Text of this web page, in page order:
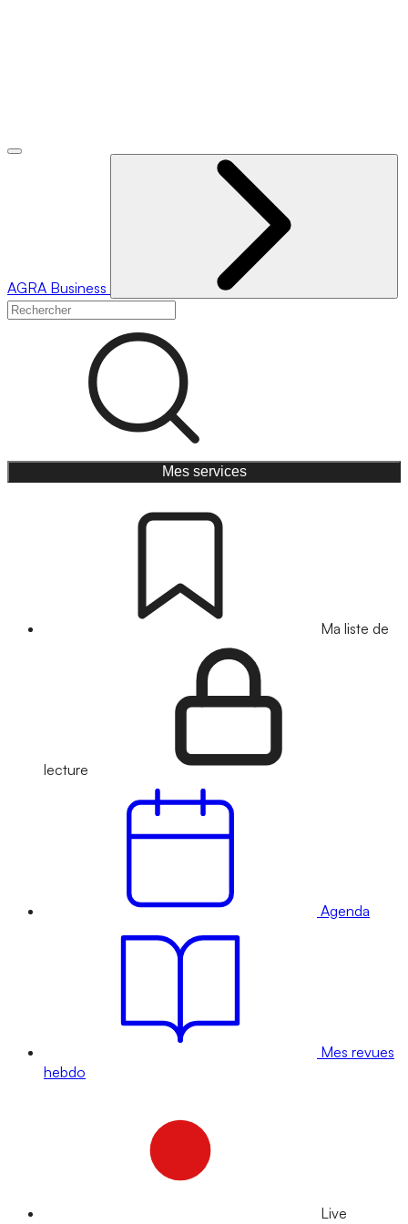
AGRA Business
Mes services
Ma liste de
lecture
Agenda
Mes revues
hebdo
Live